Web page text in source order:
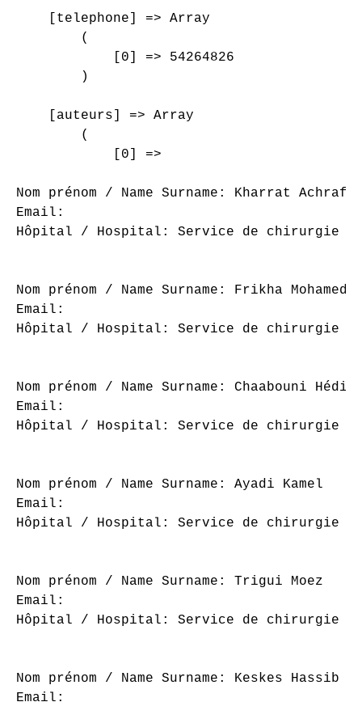
    [telephone] => Array
        (
            [0] => 54264826
        )
    [auteurs] => Array
        (
            [0] =>
Nom prénom / Name Surname: Kharrat Achraf
Email:
Hôpital / Hospital: Service de chirurgie
Nom prénom / Name Surname: Frikha Mohamed
Email:
Hôpital / Hospital: Service de chirurgie
Nom prénom / Name Surname: Chaabouni Hédi
Email:
Hôpital / Hospital: Service de chirurgie
Nom prénom / Name Surname: Ayadi Kamel
Email:
Hôpital / Hospital: Service de chirurgie
Nom prénom / Name Surname: Trigui Moez
Email:
Hôpital / Hospital: Service de chirurgie
Nom prénom / Name Surname: Keskes Hassib
Email: